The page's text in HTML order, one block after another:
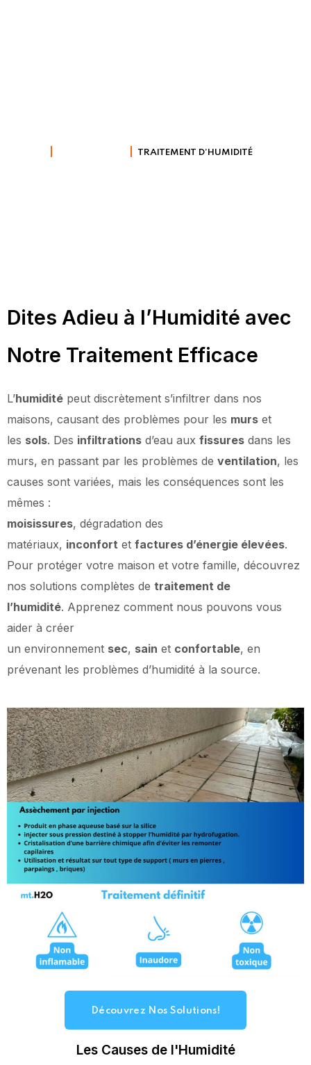
TRAITEMENT D’HUMIDITÉ
Dites Adieu à l’Humidité avec
Notre Traitement Efficace
L’humidité peut discrètement s’infiltrer dans nos
maisons, causant des problèmes pour les murs et
les sols. Des infiltrations d’eau aux fissures dans les
murs, en passant par les problèmes de ventilation, les
causes sont variées, mais les conséquences sont les
mêmes :
moisissures, dégradation des
matériaux, inconfort et factures d’énergie élevées.
Pour protéger votre maison et votre famille, découvrez
nos solutions complètes de traitement de
l’humidité. Apprenez comment nous pouvons vous
aider à créer
un environnement sec, sain et confortable, en
prévenant les problèmes d’humidité à la source.
Découvrez Nos Solutions!
Les Causes de l'Humidité